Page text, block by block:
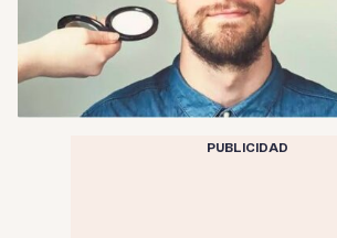
PUBLICIDAD